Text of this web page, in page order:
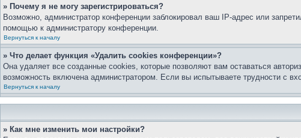
» Почему я не могу зарегистрироваться?
Возможно, администратор конференции заблокировал ваш IP-адрес или
помощью к администратору конференции.
Вернуться к началу
» Что делает функция «Удалить cookies конференции»?
Она удаляет все созданные cookies, которые позволяют вам оставаться
возможность включена администратором. Если вы испытываете трудности с
Вернуться к началу
» Как мне изменить мои настройки?